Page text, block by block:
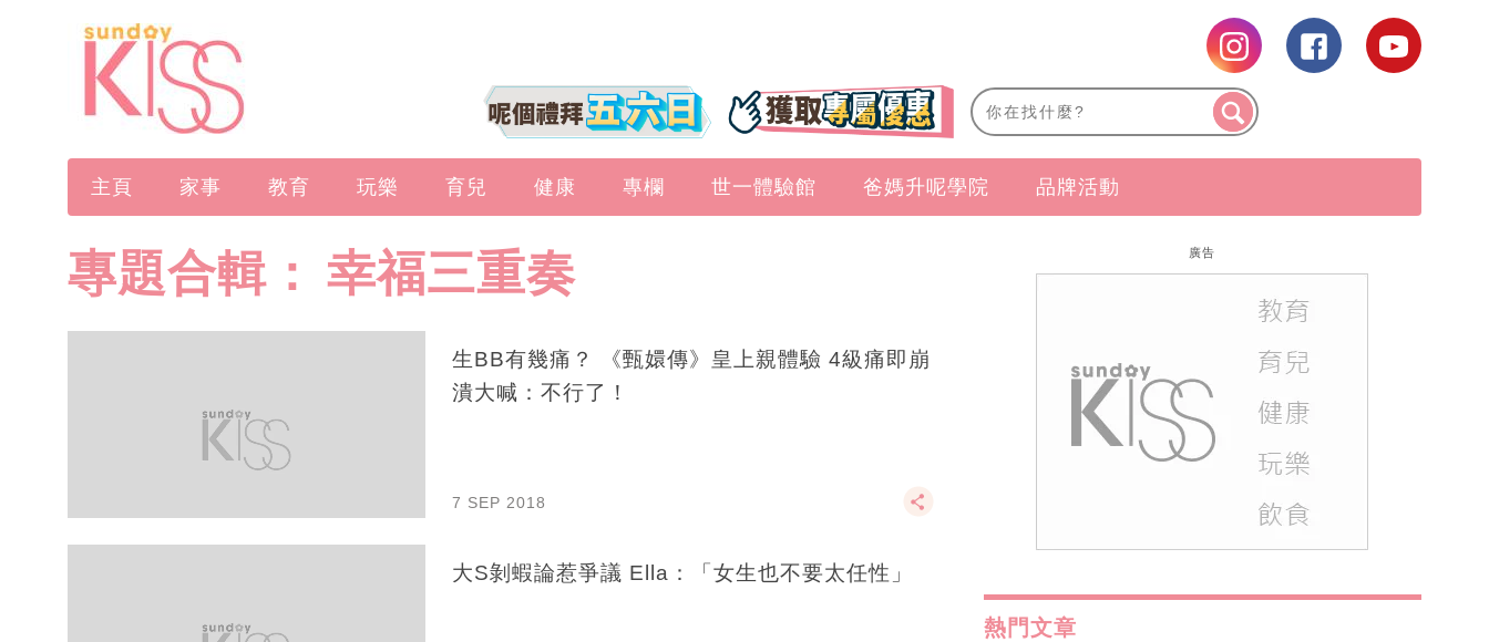
主頁 家事 教育 玩樂 育兒 健康 專欄 世一體驗館 爸媽升呢學院 品牌活動
專題合輯： 幸福三重奏
生BB有幾痛？ 《甄嬛傳》皇上親體驗 4級痛即崩
潰大喊：不行了！
7 SEP 2018
大S剝蝦論惹爭議 Ella：「女生也不要太任性」
廣告
熱門文章